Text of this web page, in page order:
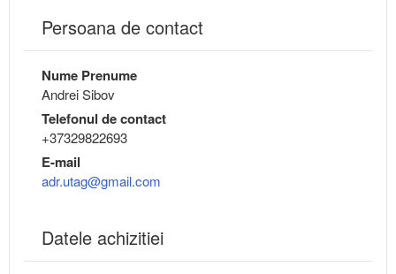
Persoana de contact
Nume Prenume
Andrei Sibov
Telefonul de contact
+37329822693
E-mail
adr.utag@gmail.com
Datele achizitiei